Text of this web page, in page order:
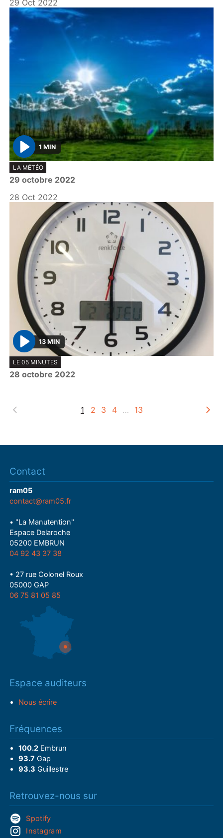
29 Oct 2022
P
l
a
y
1 MIN
LA MÉTÉO
29 octobre 2022
28 Oct 2022
P
l
a
13 MIN
LE 05 MINUTES
28 octobre 2022
1 2 3 4 … 13
Contact
ram05
contact@ram05.fr
• "La Manutention"
Espace Delaroche
05200 EMBRUN
04 92 43 37 38
• 27 rue Colonel Roux
05000 GAP
06 75 81 05 85
Espace auditeurs
Nous écrire
Fréquences
100.2Embrun
93.7 Gap
93.3 Guillestre
Retrouvez-nous sur
Spotify
Instagram